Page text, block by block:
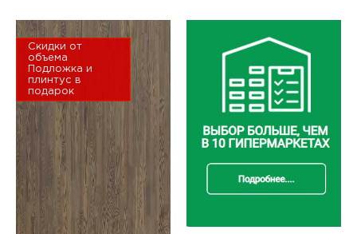
Скидки от
объема
Подложка и
плинтус в
подарок